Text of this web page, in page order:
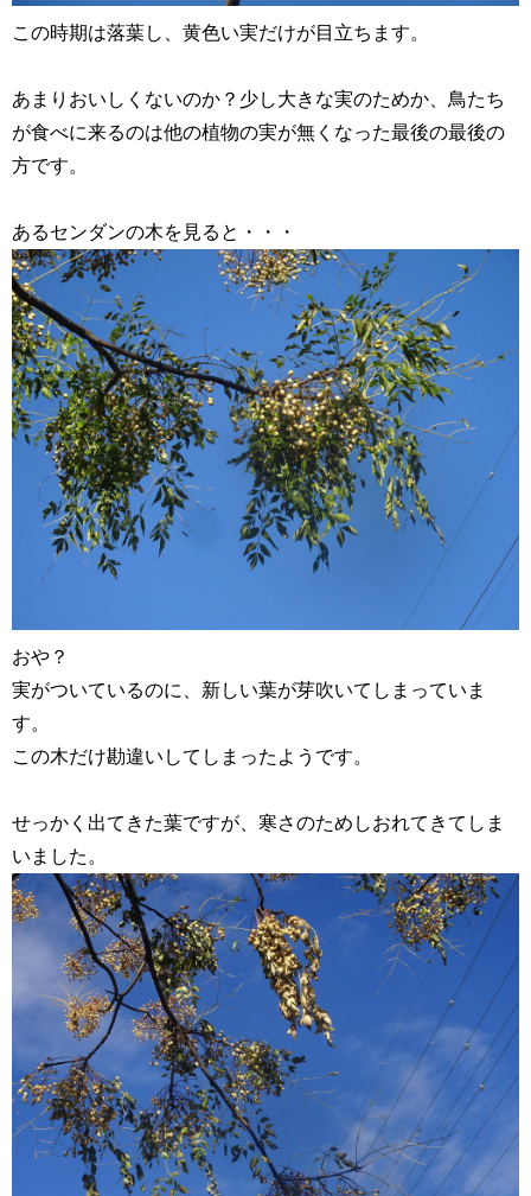
この時期は落葉し、黄色い実だけが目立ちます。
あまりおいしくないのか？少し大きな実のためか、鳥たち
が食べに来るのは他の植物の実が無くなった最後の最後の
方です。
あるセンダンの木を見ると・・・
おや？
実がついているのに、新しい葉が芽吹いてしまっていま
す。
この木だけ勘違いしてしまったようです。
せっかく出てきた葉ですが、寒さのためしおれてきてしま
いました。